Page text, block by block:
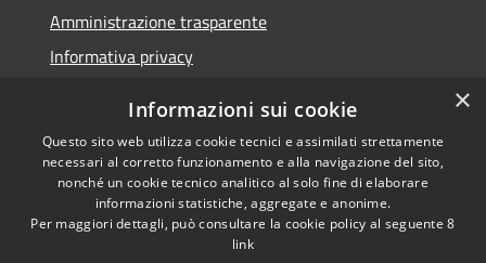
Amministrazione trasparente
Informativa privacy
Dichiarazione di accessibilità
RSS
Copyright © 2026 • Comune di
×
Informazioni sui cookie
Questo sito web utilizza cookie tecnici e assimilati strettamente
necessari al corretto funzionamento e alla navigazione del sito,
nonché un cookie tecnico analitico al solo fine di elaborare
informazioni statistiche, aggregate e anonime.
Per maggiori dettagli, può consultare la cookie policy al seguente8
link